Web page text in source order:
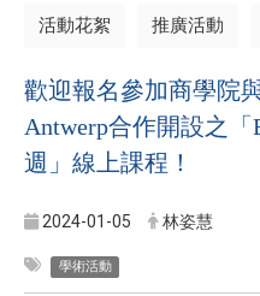
活動花絮 推廣活動
歡迎報名參加商學院
Antwerp合作開設之
週」線上課程！
2024-01-05 林姿慧
學術活動